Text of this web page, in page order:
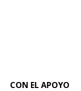
CON EL APOYO